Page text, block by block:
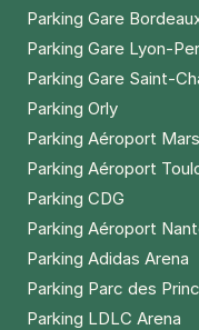
Parking Gare
Parking Gare Lyon-
Parking Gare Saint-
Parking Orly
Parking Aéroport
Parking Aéroport
Parking CDG
Parking Aéroport
Parking Adidas Arena
Parking Parc des
Parking LDLC Arena